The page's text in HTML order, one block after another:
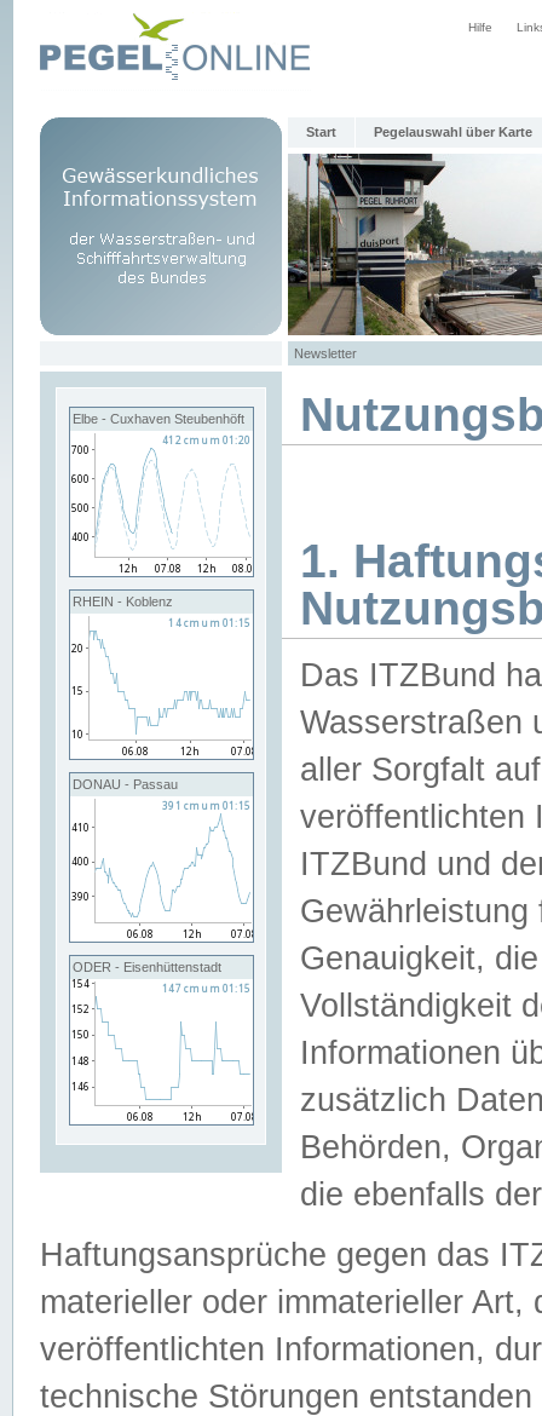
Hilfe
Start Pegelauswahl über Karte
Newsletter
Elbe - Cuxhaven Steubenhöft
RHEIN - Koblenz
DONAU - Passau
ODER - Eisenhüttenstadt
1.
Das ITZBund
Wasserstraßen
aller Sorgfalt
veröffentlichten
ITZBund und
Genauigkeit,
Vollständigkeit
Informationen
zusätzlich
Behörden,
die ebenfalls
Haftungsansprüche gegen das
materieller oder immaterieller
veröffentlichten Informationen,
technische Störungen